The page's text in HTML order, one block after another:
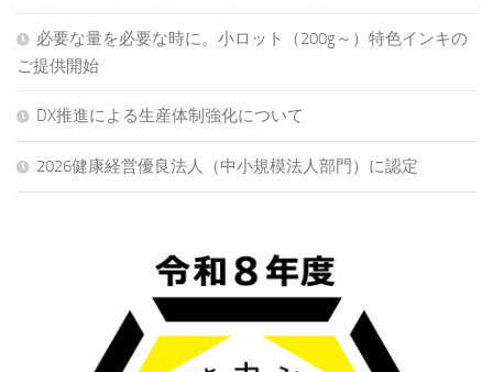
必要な量を必要な時に。小ロット（200g～）特色インキの
ご提供開始
DX推進による生産体制強化について
2026健康経営優良法人（中小規模法人部門）に認定